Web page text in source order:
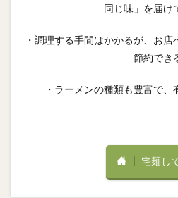
同じ味」を届け
・調理する手間はかかるが、お
節約でき
・ラーメンの種類も豊富で
宅麺し